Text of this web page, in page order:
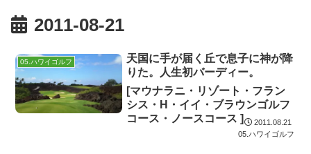
2011-08-21
05.ハワイゴルフ
天国に手が届く丘で息子に神が降
りた。人生初バーディー。
[マウナラニ・リゾート・フラン
シス・H・イイ・ブラウンゴルフ
コース・ノースコース ]
2011.08.21
05.ハワイゴルフ